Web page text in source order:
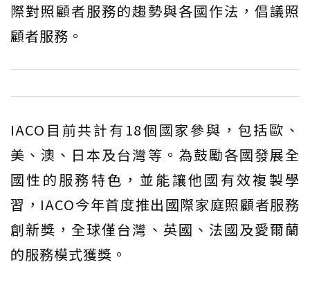
際對照顧者服務的趨勢與各國作法，倡議照
顧者服務。
IACO目前共計有18個國家參與，包括歐、
美、澳、日本及台灣等。為鼓勵各國發展全
國性的服務特色，並能讓他國有效複製學
習，IACO今年首度推出國際家庭照顧者服務
創新獎，全球僅台灣、英國、法國及愛爾蘭
的服務模式獲獎。